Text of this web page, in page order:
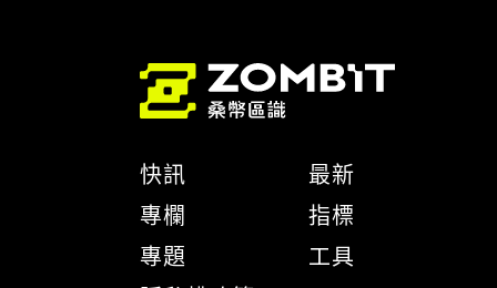
快訊
專欄
專題
最新
指標
工具